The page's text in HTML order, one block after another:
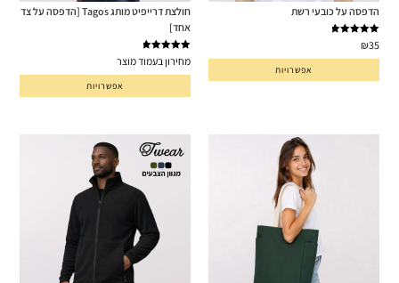
הדפסה על כובעי רשת
דורג5.00₪35
אפשרויות
חולצת דרייפיט מותג Tagos [הדפסה על צד
אחד]
דורג5.00
מחירון בעמוד מוצר
אפשרויות